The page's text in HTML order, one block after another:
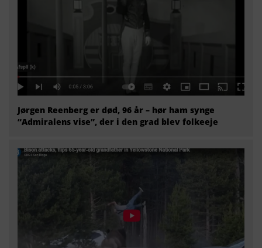
Jørgen Reenberg er død, 96 år – hør ham synge
“Admiralens vise”, der i den grad blev folkeeje